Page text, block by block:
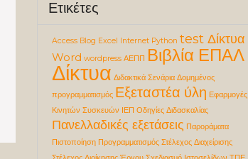
Ετικέτες
Access Blog Excel Internet Python test Δίκτυα
Word wordpress ΑΕΠΠ Βιβλία ΕΠΑΛ
Δίκτυα Διδακτικά Σενάρια Δομημένος
προγραμματισμός Εξεταστέα ύλη Εφαρμογές
Κινητών Συσκευών ΙΕΠ Οδηγίες Διδασκαλίας
Πανελλαδικές εξετάσεις Παροράματα
Πιστοποίηση Προγραμματισμός Στέλεχος Διαχείρισης